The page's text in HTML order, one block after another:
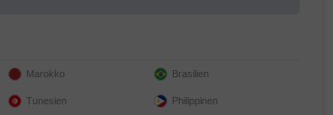
Marokko
Tunesien
Brasilien
Philippinen